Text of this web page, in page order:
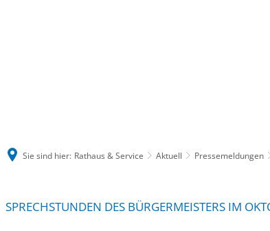
Sie sind hier: Rathaus & Service Aktuell Pressemeldungen
SPRECHSTUNDEN DES BÜRGERMEISTERS IM